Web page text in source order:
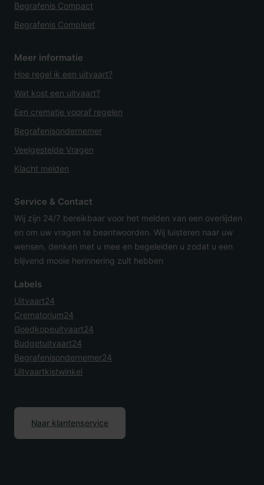
Begrafenis Compact
Begrafenis Compleet
Meer informatie
Hoe regel ik een uitvaart?
Wat kost een uitvaart?
Een crematie vooraf regelen
Begrafenisondernemer
Veelgestelde Vragen
Klacht melden
Service & Contact
Wij zijn 24/7 bereikbaar voor het melden van een overlijden
en om uw vragen te beantwoorden. Wij luisteren naar uw
wensen, denken met u mee en begeleiden u zodat u een
blijvend mooie herinnering zult hebben
Labels
Uitvaart24
Crematorium24
Goedkopeuitvaart24
Budgetuitvaart24
Begrafenisondernemer24
Uitvaartkistwinkel
Naar klantenservice